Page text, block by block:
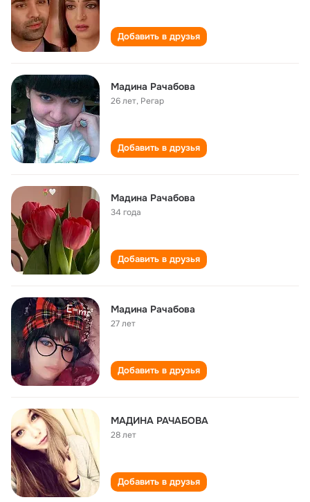
Добавить в друзья
Мадина Рачабова
26 лет, Регар
Добавить в друзья
Мадина Рачабова
34 года
Добавить в друзья
Мадина Рачабова
27 лет
Добавить в друзья
МАДИНА РАЧАБОВА
28 лет
Добавить в друзья